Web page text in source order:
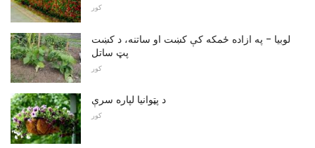
کور
لوبیا - په ازاده ځمکه کې کښت او ساتنه، د کښت
پټ ساتل
کور
د پټوانیا لپاره سرې
کور